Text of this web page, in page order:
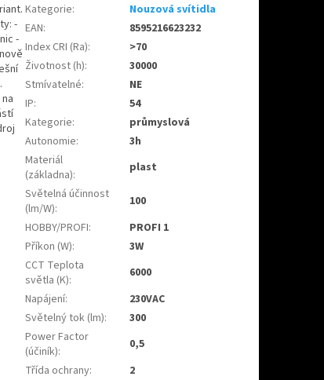
-
-
Kategorie:
Nouzová svítidla
EAN:
8595216623232
Index CRI (Ra):
>70
Životnost (h):
30000
Stmívatelné:
NE
IP:
54
Kategorie:
průmyslová
Autonomie:
3h
Materiál
(základna):
plast
Světelná účinnost
(lm/W):
100
HOBBY/PROFI:
PROFI 1
Příkon (W):
3W
CCT Teplota
světla (K):
6000
Napájení:
230VAC
Světelný tok (lm):
300
Power Factor
(účiník):
0,5
Třída ochrany:
2